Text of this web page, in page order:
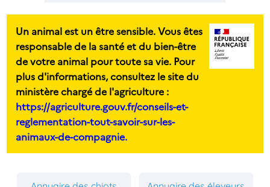
Un animal est un être sensible. Vous êtes
responsable de la santé et du bien-être
de votre animal pour toute sa vie. Pour
plus d'informations, consultez le site du
ministère chargé de l'agriculture :
https://agriculture.gouv.fr/conseils-et-
reglementation-tout-savoir-sur-les-
animaux-de-compagnie.